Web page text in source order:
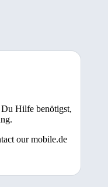
Hilfe benötigst,
our mobile.de